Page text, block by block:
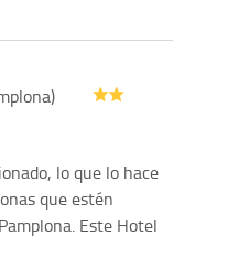
lo que lo hace
que estén
Este Hotel